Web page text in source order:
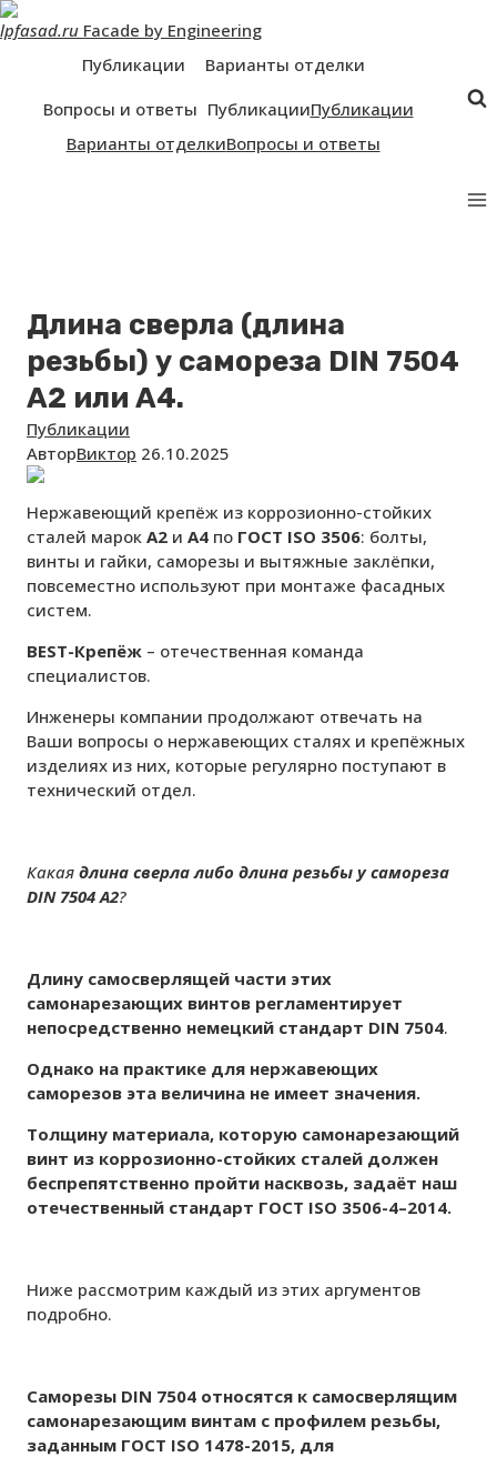
Перейти
к
lpfasad.ru Facade by Engineering
Публикации
Варианты отделки
Вопросы и ответы ПубликацииПубликации
Варианты отделкиВопросы и ответы
Длина сверла (длина
резьбы) у самореза DIN 7504
А2 или А4.
Публикации
АвторВиктор 26.10.2025
Нержавеющий крепёж из коррозионно-стойких
сталей марок А2 и А4 по ГОСТ ISO 3506: болты,
винты и гайки, саморезы и вытяжные заклёпки,
повсеместно используют при монтаже фасадных
систем.
BEST-Крепёж – отечественная команда
специалистов.
Инженеры компании продолжают отвечать на
Ваши вопросы о нержавеющих сталях и крепёжных
изделиях из них, которые регулярно поступают в
технический отдел.
Какая длина сверла либо длина резьбы у самореза
DIN 7504 А2?
Длину самосверлящей части этих
самонарезающих винтов регламентирует
непосредственно немецкий стандарт DIN 7504.
Однако на практике для нержавеющих
саморезов эта величина не имеет значения.
Толщину материала, которую самонарезающий
винт из коррозионно-стойких сталей должен
беспрепятственно пройти насквозь, задаёт наш
отечественный стандарт ГОСТ ISO 3506-4–2014.
Ниже рассмотрим каждый из этих аргументов
подробно.
Саморезы DIN 7504 относятся к самосверлящим
самонарезающим винтам с профилем резьбы,
заданным ГОСТ ISO 1478-2015, для